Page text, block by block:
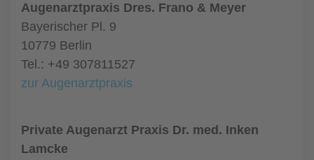
Augenarztpraxis Dres. Frano & Meyer
Bayerischer Pl. 9
10779 Berlin
Tel.: +49 307811527
zur Augenarztpraxis
Private Augenarzt Praxis Dr. med. Inken
Lamcke